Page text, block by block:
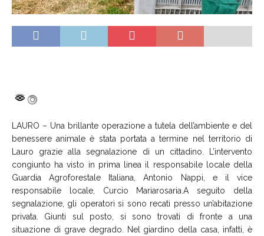
LAURO – Una brillante operazione a tutela dell’ambiente e del
benessere animale è stata portata a termine nel territorio di
Lauro grazie alla segnalazione di un cittadino. L’intervento
congiunto ha visto in prima linea il responsabile locale della
Guardia Agroforestale Italiana, Antonio Nappi, e il vice
responsabile locale, Curcio Mariarosaria.A seguito della
segnalazione, gli operatori si sono recati presso un’abitazione
privata. Giunti sul posto, si sono trovati di fronte a una
situazione di grave degrado. Nel giardino della casa, infatti, è